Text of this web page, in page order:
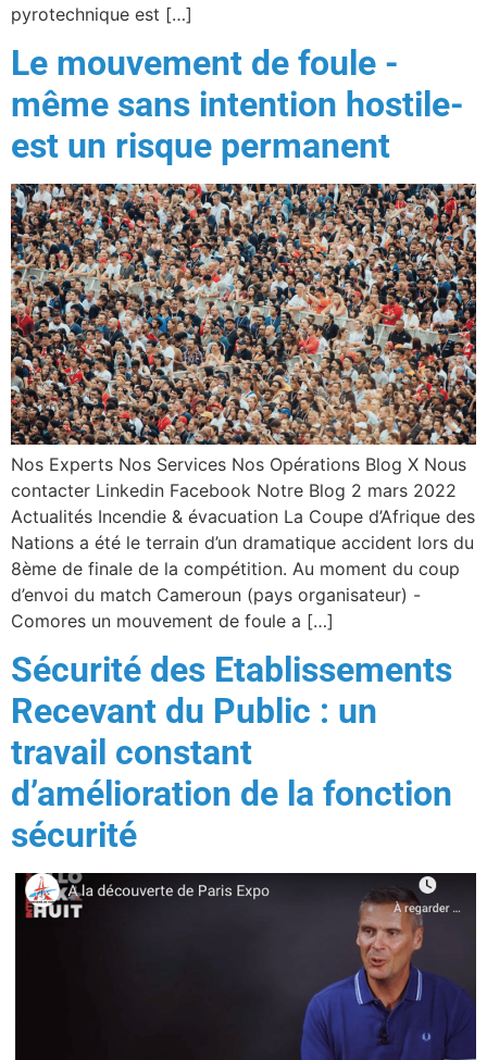
pyrotechnique est […]
Le mouvement de foule -
même sans intention hostile-
est un risque permanent
Nos Experts Nos Services Nos Opérations Blog X Nous
contacter Linkedin Facebook Notre Blog 2 mars 2022
Actualités Incendie & évacuation La Coupe d’Afrique des
Nations a été le terrain d’un dramatique accident lors du
8ème de finale de la compétition. Au moment du coup
d’envoi du match Cameroun (pays organisateur) -
Comores un mouvement de foule a […]
Sécurité des Etablissements
Recevant du Public : un
travail constant
d’amélioration de la fonction
sécurité